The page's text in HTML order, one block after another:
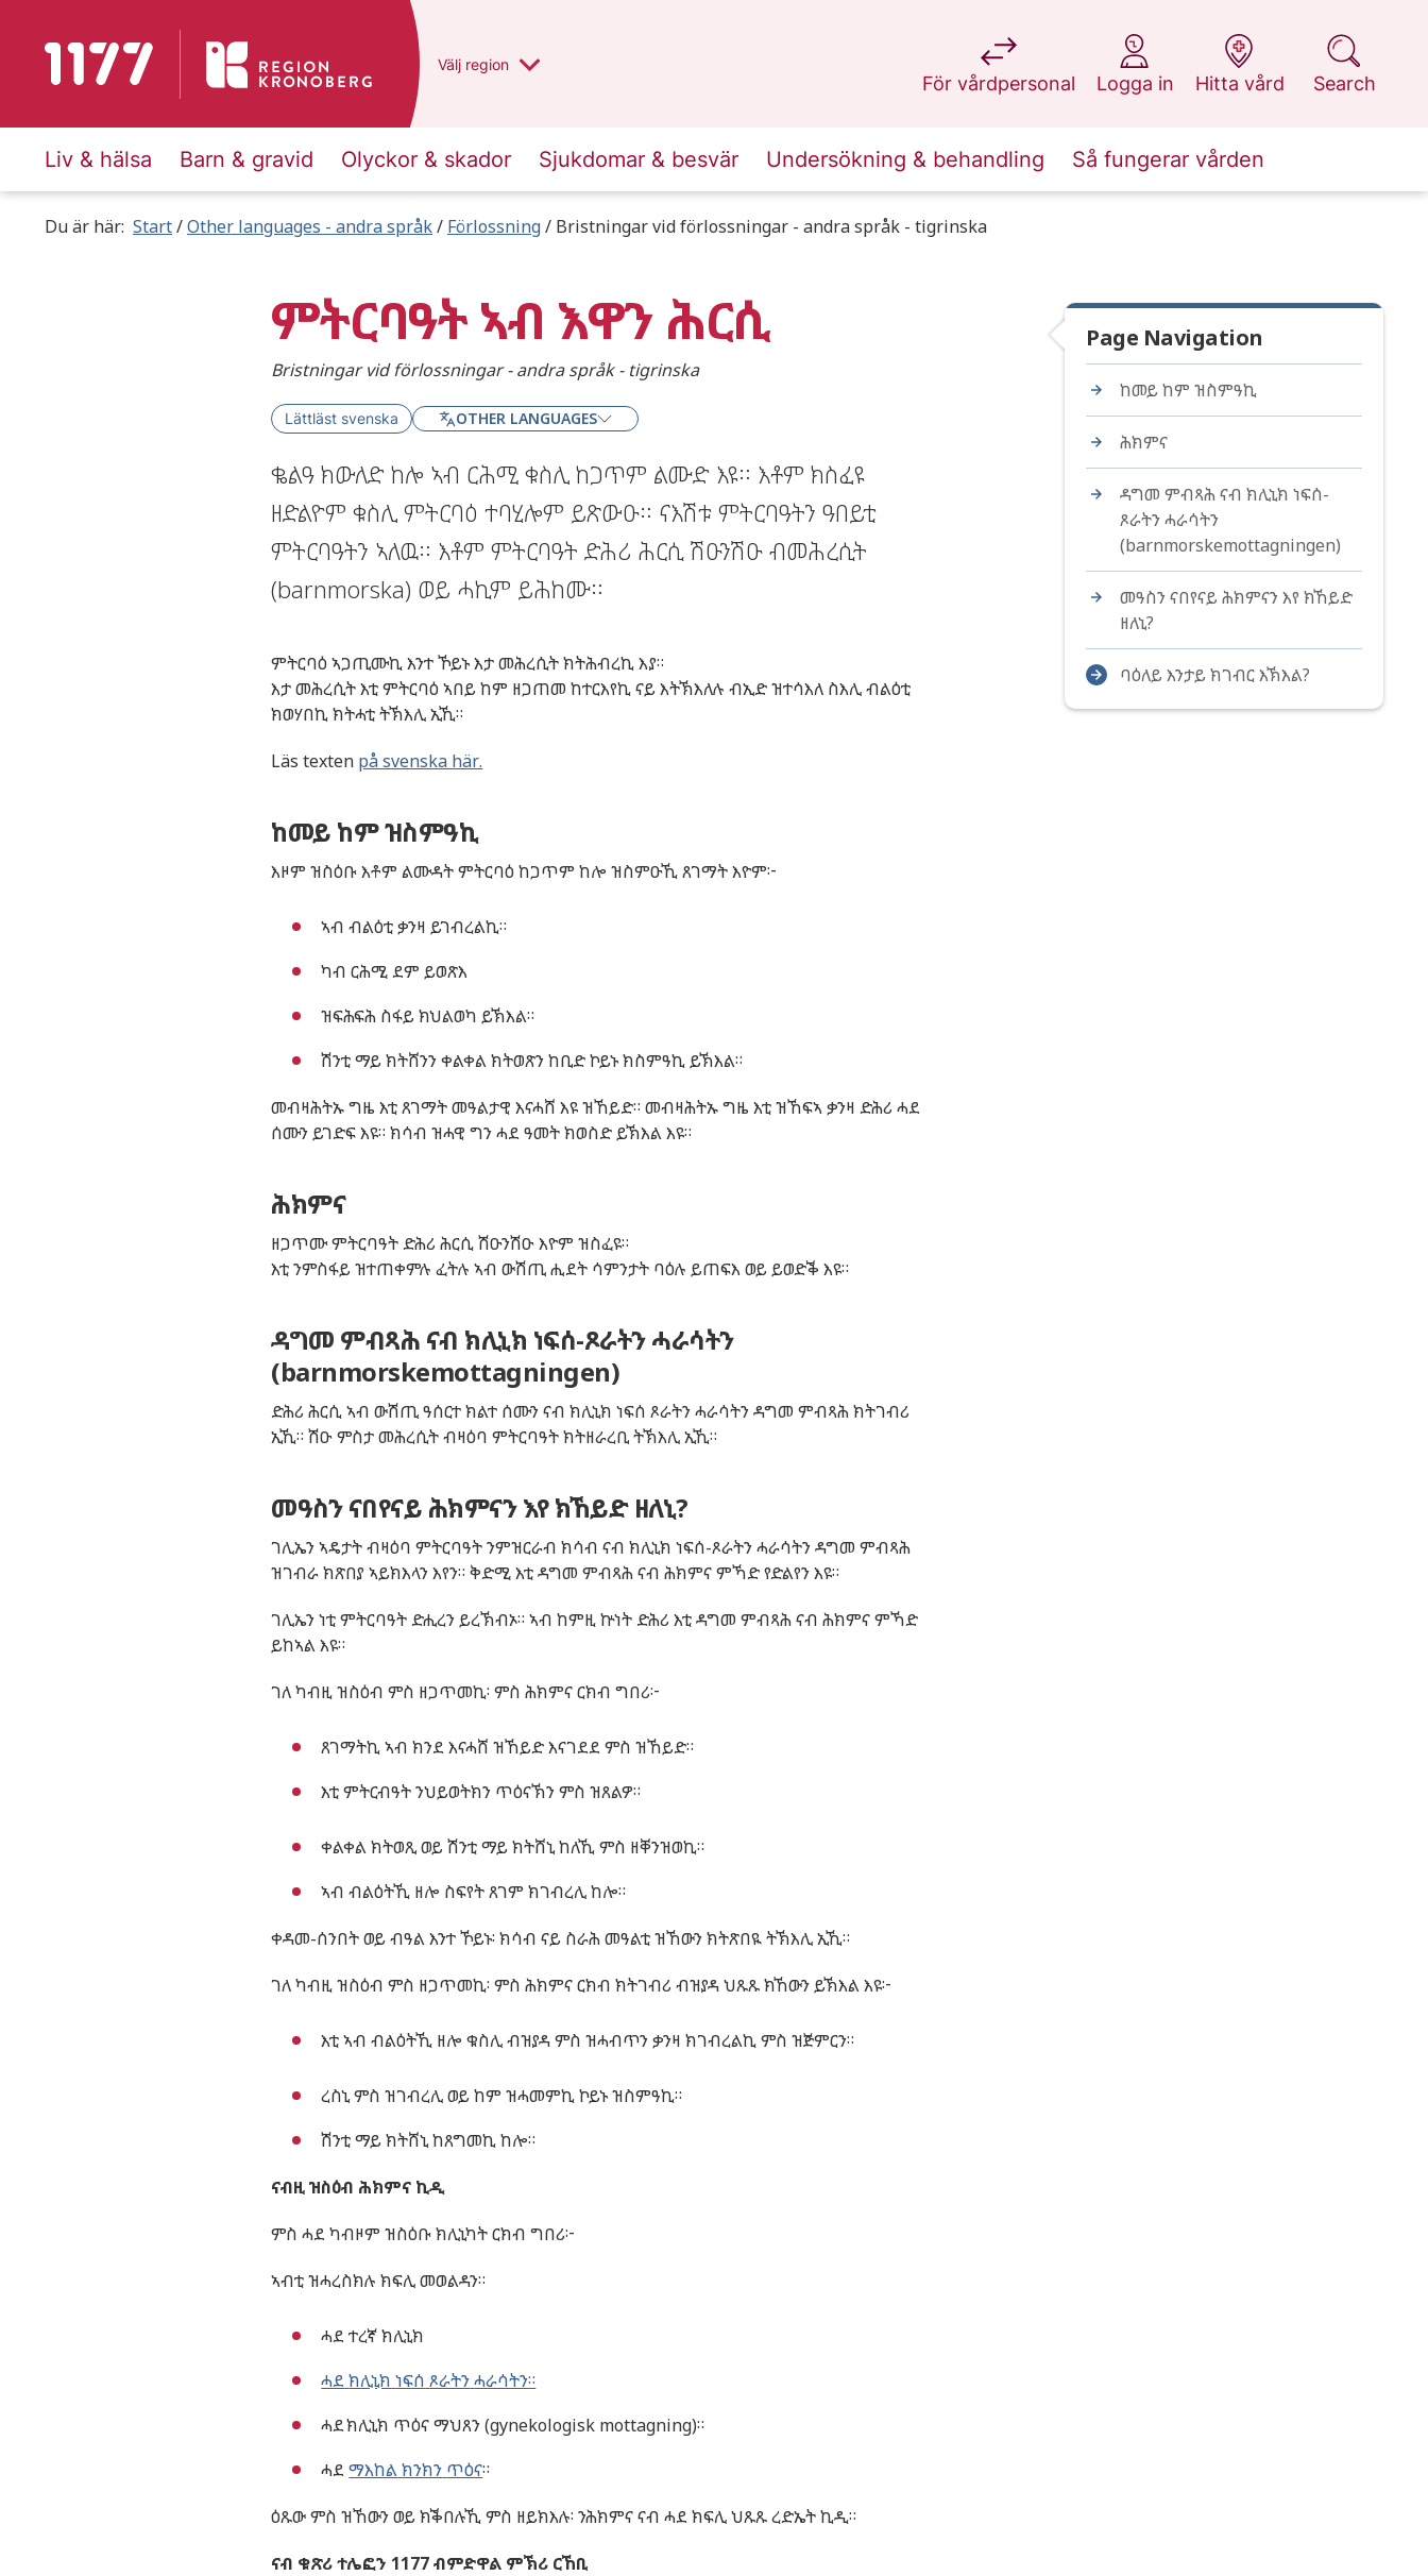
To start page for 1177 Du har valt region
Välj en annan
region
För vårdpersonal
at 1177.se
Logga in
at 1177.se
Hitta vård
at 1177.se
Search
at 1177.se
Liv & hälsa Barn & gravid Olyckor & skador Sjukdomar & besvär Undersökning & behandling Så fungerar vården
Du är här: Start Other languages - andra språk Förlossning Bristningar vid förlossningar - andra språk - tigrinska
ምትርባዓት ኣብ እዋን ሕርሲ
Bristningar vid förlossningar - andra språk - tigrinska
Lättläst svenska OTHER LANGUAGES
ቈልዓ ክውለድ ከሎ ኣብ ርሕሚ ቁስሊ ከጋጥም ልሙድ እዩ። እቶም ክስፈዩ
ዘድልዮም ቁስሊ ምትርባዕ ተባሂሎም ይጽውዑ። ናእሽቱ ምትርባዓትን ዓበይቲ
ምትርባዓትን ኣለዉ። እቶም ምትርባዓት ድሕሪ ሕርሲ ሽዑንሽዑ ብመሕረሲት
(barnmorska) ወይ ሓኪም ይሕከሙ።
ምትርባዕኣጋጢሙኪእንተኾይኑእታመሕረሲትክትሕብረኪእያ።
እታመሕረሲትእቲምትርባዕኣበይ ከም ዘጋጠመ ከተርእየኪናይ እትኽእለሉ ብኢድዝተሳእለ ስእሊብልዕቲ
ክወሃበኪክትሓቲትኽእሊኢኺ።
Läs texten på svenska här.
ከመይ ከም ዝስምዓኪ
እዞም ዝስዕቡእቶም ልሙዳትምትርባዕከጋጥም ከሎ ዝስምዑኺጸገማትእዮም፦
ኣብ ብልዕቲቃንዛ ይገብረልኪ።
ካብ ርሕሚደም ይወጽእ
ዝፍሕፍሕ ስፋይ ክህልወካ ይኽእል።
ሽንቲማይ ክትሸንንቀልቀልክትወጽንከቢድኮይኑክስምዓኪይኽእል።
መብዛሕትኡግዜ እቲጸገማትመዓልታዊ እናሓሸ እዩዝኸይድ።መብዛሕትኡግዜ እቲዝኸፍኣቃንዛ ድሕሪ ሓደ
ሰሙንይገድፍእዩ።ክሳብ ዝሓዊ ግንሓደዓመትክወስድይኽእልእዩ።
ሕክምና
ዘጋጥሙምትርባዓትድሕሪ ሕርሲሽዑንሽዑእዮም ዝስፈዩ።
እቲንምስፋይ ዝተጠቀምሉ ፈትሉ ኣብ ውሽጢሒደት ሳምንታት ባዕሉ ይጠፍእወይ ይወድቕ እዩ።
ዳግመ ምብጻሕ ናብ ክሊኒክ ነፍሰ-ጾራትን ሓራሳትን
(barnmorskemottagningen)
ድሕሪ ሕርሲኣብ ውሽጢዓሰርተክልተ ሰሙንናብ ክሊኒክ ነፍሰ ጾራትንሓራሳትንዳግመ ምብጻሕክትገብሪ
ኢኺ።ሽዑምስታመሕረሲትብዛዕባ ምትርባዓትክትዘራረቢትኽእሊኢኺ።
መዓስን ናበየናይ ሕክምናን እየ ክኸይድ ዘለኒ?
ገሊኤንኣዴታትብዛዕባ ምትርባዓትንምዝርራብ ክሳብ ናብ ክሊኒክ ነፍሰ-ጾራትንሓራሳትንዳግመ ምብጻሕ
ዝገብራክጽበያ ኣይክእላንእየን።ቅድሚእቲዳግመ ምብጻሕናብ ሕክምናምኻድየድልየንእዩ።
ገሊኤንነቲምትርባዓትድሒረንይረኽብኦ።ኣብ ከምዚኵነትድሕሪ እቲዳግመ ምብጻሕናብ ሕክምናምኻድ
ይከኣልእዩ።
ገለካብዚዝስዕብ ምስ ዘጋጥመኪ፡ምስ ሕክምናርክብ ግበሪ፦
ጸገማትኪኣብ ክንደእናሓሸ ዝኸይድእናገደደምስ ዝኸይድ።
እቲምትርብዓትንህይወትክን ጥዕናኽንምስ ዝጸልዎ።
ቀልቀልክትወጺወይ ሽንቲማይ ክትሸኒከለኺምስ ዘቐንዝወኪ።
ኣብ ብልዕትኺ ዘሎ ስፍየትጸገም ክገብረሊከሎ።
ቀዳመ-ሰንበትወይ ብዓልእንተኾይኑ፡ክሳብ ናይ ስራሕመዓልቲዝኸውንክትጽበዪትኽእሊኢኺ።
ገለካብዚዝስዕብ ምስ ዘጋጥመኪ፡ምስ ሕክምናርክብ ክትገብሪ ብዝያዳህጹጹክኸውንይኽእልእዩ፦
እቲኣብ ብልዕትኺ ዘሎ ቁስሊብዝያዳምስ ዝሓብጥንቃንዛ ክገብረልኪምስ ዝጅምርን።
ረስኒምስ ዝገብረሊወይ ከም ዝሓመምኪኮይኑዝስምዓኪ።
ሽንቲማይ ክትሸኒከጸግመኪከሎ።
ናብዚዝስዕብ ሕክምና ኪዲ
ምስ ሓደካብዞም ዝስዕቡክሊኒካትርክብ ግበሪ፦
ኣብቲዝሓረስክሉ ክፍሊመወልዳን።
ሓደተረኛክሊኒክ
ሓደክሊኒክ ነፍሰ ጾራትንሓራሳትን።
ሓደክሊኒክ ጥዕናማህጸን(gynekologisk mottagning)።
ሓደማእከልክንክን ጥዕና።
ዕጹውምስ ዝኸውንወይ ክቕበሉኺምስ ዘይክእሉ፡ንሕክምናናብ ሓደክፍሊህጹጹረድኤትኪዲ።
ናብ ቁጽሪተሌፎን 1177ብምድዋል ምኽሪ ርኸቢ
Page Navigation
ከመይ ከም ዝስምዓኪ
ሕክምና
ዳግመ ምብጻሕ ናብ ክሊኒክ ነፍሰ-
ጾራትን ሓራሳትን
(barnmorskemottagningen)
መዓስን ናበየናይ ሕክምናን እየ ክኸይድ
ዘለኒ?
ባዕለይ እንታይ ክገብር እኽእል?